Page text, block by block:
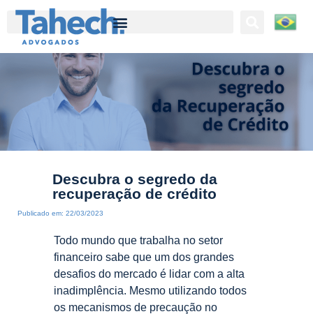
Descubra o segredo da
recuperação de crédito
Publicado em: 22/03/2023
Todo mundo que trabalha no setor
financeiro sabe que um dos grandes
desafios do mercado é lidar com a alta
inadimplência. Mesmo utilizando todos
os mecanismos de precaução no